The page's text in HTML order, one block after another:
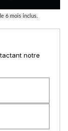
6 mois inclus.
notre